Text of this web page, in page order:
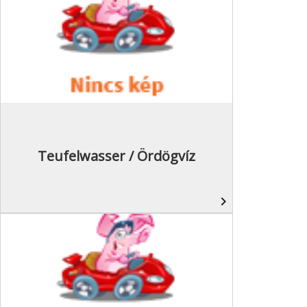
Teufelwasser / Ördögvíz
navigate_next